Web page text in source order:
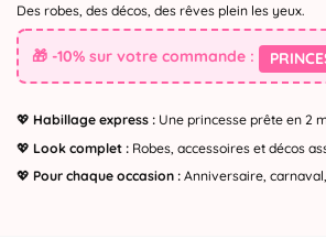
Des robes, des décos, des rêves plein les yeux.
🎁 -10% sur votre commande :
💖 Habillage express : Une princesse prête en 2
💖 Look complet : Robes, accessoires et décos
💖 Pour chaque occasion : Anniversaire,